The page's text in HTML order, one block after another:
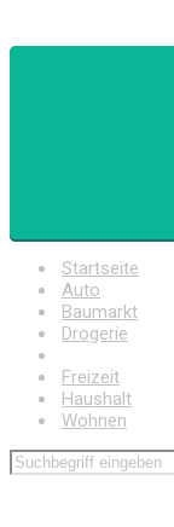
Startseite
Auto
Baumarkt
Drogerie
Freizeit
Haushalt
Wohnen